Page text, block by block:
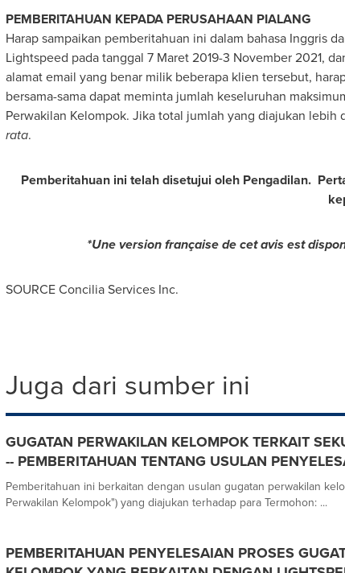
PEMBERITAHUAN KEPADA PERUSAHAAN PIALANG
Harap sampaikan pemberitahuan ini dalam bahasa Inggris
Lightspeed pada tanggal 7 Maret 2019-3 November 2021,
alamat email yang benar milik beberapa klien tersebut,
bersama-sama dapat meminta jumlah keseluruhan
Perwakilan Kelompok. Jika total jumlah yang diajukan lebih
rata.
Pemberitahuan ini telah disetujui oleh Pengadilan.
*Une version française de cet avis est
SOURCE Concilia Services Inc.
Juga dari sumber ini
GUGATAN PERWAKILAN KELOMPOK TERKAIT
-- PEMBERITAHUAN TENTANG USULAN
Pemberitahuan ini berkaitan dengan usulan gugatan perwakilan
Perwakilan Kelompok") yang diajukan terhadap para Termohon: ...
PEMBERITAHUAN PENYELESAIAN PROSES